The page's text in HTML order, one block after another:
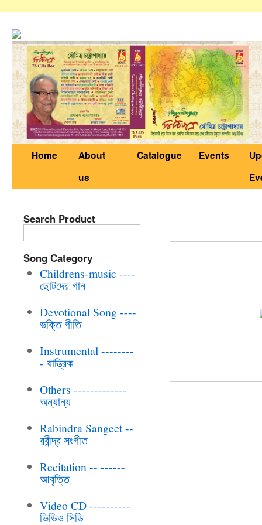
Home
About
us
Catalogue Events
Search Product
Song Category
Childrens-music ----
ছোটদের গান
Devotional Song ----
ভক্তি গীতি
Instrumental --------
- যান্ত্রিক
Others -------------
অন্যান্য
Rabindra Sangeet --
রবীন্দ্র সংগীত
Recitation -- ------
আবৃত্তি
Video CD ----------
ভিডিও সিডি